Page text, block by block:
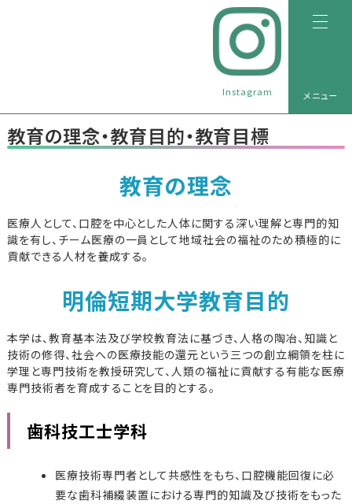
Instagram メニュー
教育の理念・教育目的・教育目標
教育の理念
医療人として、口腔を中心とした人体に関する深い理解と専門的知
識を有し、チーム医療の一員として地域社会の福祉のため積極的に
貢献できる人材を養成する。
明倫短期大学教育目的
本学は、教育基本法及び学校教育法に基づき、人格の陶冶、知識と
技術の修得、社会への医療技能の還元という三つの創立綱領を柱に
学理と専門技術を教授研究して、人類の福祉に貢献する有能な医療
専門技術者を育成することを目的とする。
歯科技工士学科
医療技術専門者として共感性をもち、口腔機能回復に必
要な歯科補綴装置における専門的知識及び技術をもった